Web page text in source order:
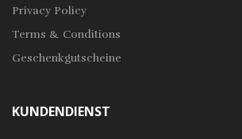
Privacy Policy
Terms & Conditions
Geschenkgutscheine
KUNDENDIENST